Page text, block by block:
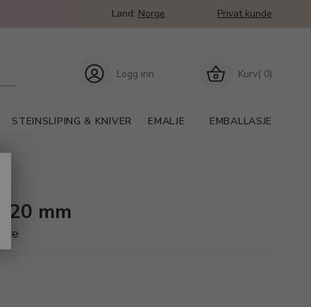
Land: Norge Privat kunde
Kurv( 0)
Logg inn
STEINSLIPING & KNIVER EMALJE EMBALLASJE
mm